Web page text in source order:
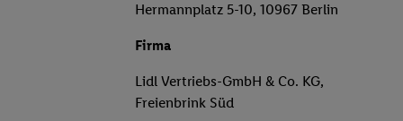
Hermannplatz 5-10, 10967 Berlin
Firma
Lidl Vertriebs-GmbH & Co. KG,
Freienbrink Süd